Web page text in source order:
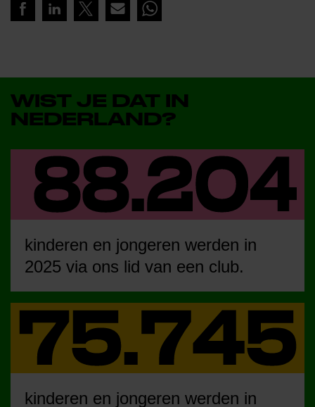
WIST JE DAT IN
NEDERLAND?
kinderen en jongeren werden in
2025 via ons lid van een club.
kinderen en jongeren werden in